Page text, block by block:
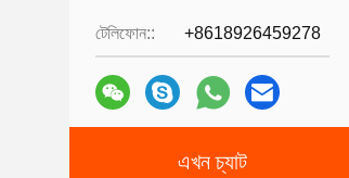
টেলিফোন:: +8618926459278
এখন চ্যাট